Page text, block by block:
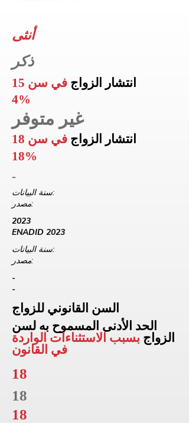
أنثى
ذكر
انتشار الزواج في سن 15
4%
غير متوفر
انتشار الزواج في سن 18
18%
-
سنة البيانات:
مصدر:
2023
ENADID 2023
سنة البيانات:
مصدر:
-
-
السن القانوني للزواج
الحد الأدنى المسموح به لسن
الزواج بسبب الاستثناءات الواردة
في القانون
18
18
18